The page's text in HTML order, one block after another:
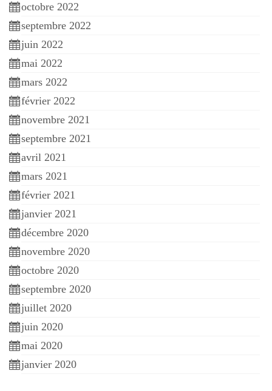
octobre 2022
septembre 2022
juin 2022
mai 2022
mars 2022
février 2022
novembre 2021
septembre 2021
avril 2021
mars 2021
février 2021
janvier 2021
décembre 2020
novembre 2020
octobre 2020
septembre 2020
juillet 2020
juin 2020
mai 2020
janvier 2020